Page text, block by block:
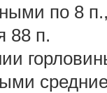
по 8
88 п.